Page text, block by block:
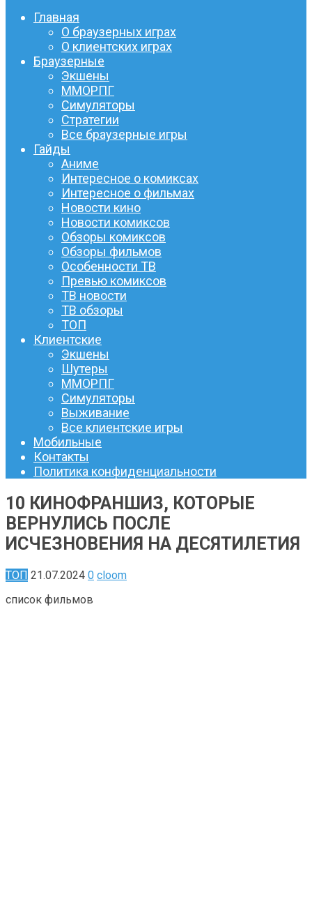
Главная
О браузерных играх
О клиентских играх
Браузерные
Экшены
ММОРПГ
Симуляторы
Стратегии
Все браузерные игры
Гайды
Аниме
Интересное о комиксах
Интересное о фильмах
Новости кино
Новости комиксов
Обзоры комиксов
Обзоры фильмов
Особенности ТВ
Превью комиксов
ТВ новости
ТВ обзоры
ТОП
Клиентские
Экшены
Шутеры
ММОРПГ
Симуляторы
Выживание
Все клиентские игры
Мобильные
Контакты
Политика конфиденциальности
10 КИНОФРАНШИЗ, КОТОРЫЕ
ВЕРНУЛИСЬ ПОСЛЕ
ИСЧЕЗНОВЕНИЯ НА ДЕСЯТИЛЕТИЯ
ТОП 21.07.2024 0 cloom
список фильмов